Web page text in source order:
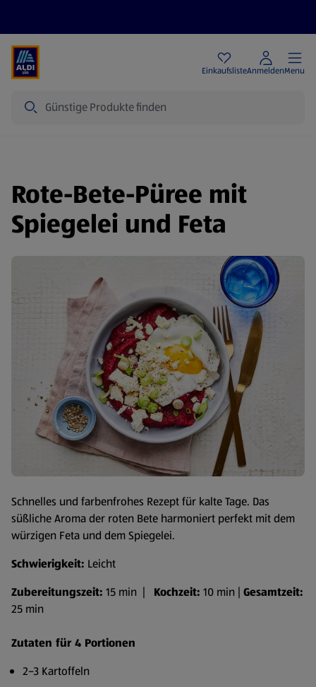
EinkaufslisteAnmeldenMenu
Rote-Bete-Püree mit
Spiegelei und Feta
Schnelles und farbenfrohes Rezept für kalte Tage. Das
süßliche Aroma der roten Bete harmoniert perfekt mit dem
würzigen Feta und dem Spiegelei.
Schwierigkeit: Leicht
Zubereitungszeit: 15 min | Kochzeit: 10 min | Gesamtzeit:
25 min
Zutaten für 4 Portionen
2–3 Kartoffeln